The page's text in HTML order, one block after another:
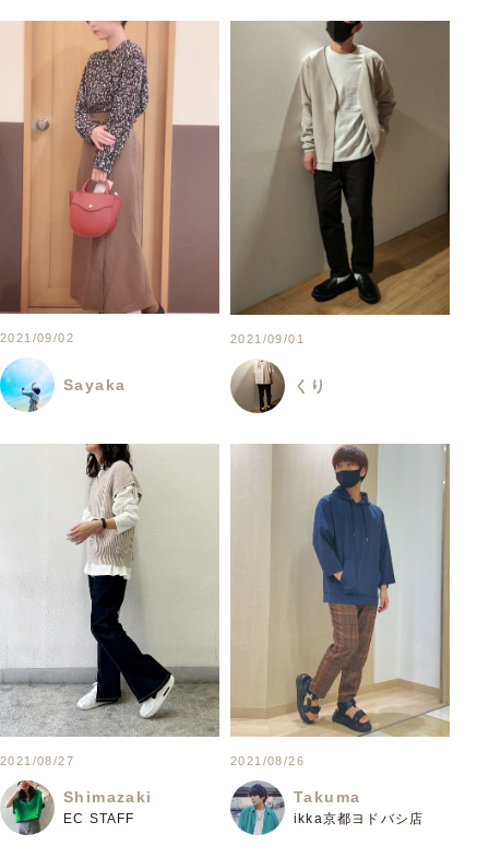
2021/09/02
Sayaka
2021/09/01
くり
2021/08/27
Shimazaki
EC STAFF
2021/08/26
Takuma
ikka京都ヨドバシ店